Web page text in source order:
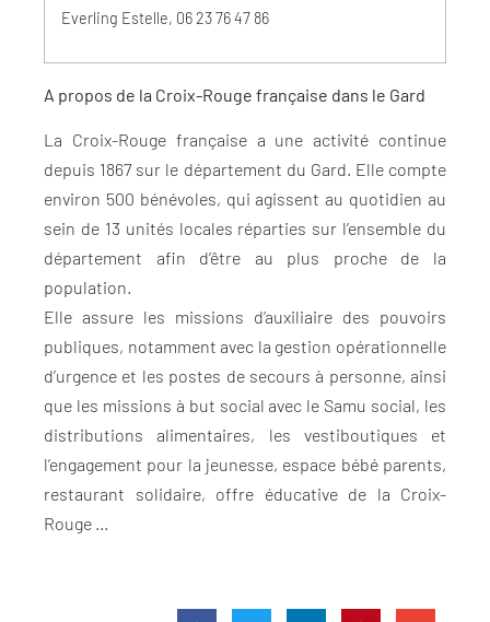
Everling Estelle, 06 23 76 47 86
A propos de la Croix-Rouge française dans le Gard
La Croix-Rouge française a une activité continue
depuis 1867 sur le département du Gard. Elle compte
environ 500 bénévoles, qui agissent au quotidien au
sein de 13 unités locales réparties sur l’ensemble du
département afin d’être au plus proche de la
population.
Elle assure les missions d’auxiliaire des pouvoirs
publiques, notamment avec la gestion opérationnelle
d’urgence et les postes de secours à personne, ainsi
que les missions à but social avec le Samu social, les
distributions alimentaires, les vestiboutiques et
l’engagement pour la jeunesse, espace bébé parents,
restaurant solidaire, offre éducative de la Croix-
Rouge …